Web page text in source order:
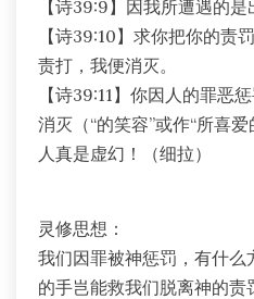
【诗39:9】因我所遭遇的是
【诗39:10】求你把你的责
责打，我便消灭。
【诗39:11】你因人的罪恶
消灭（“的笑容”或作“所喜
人真是虚幻！（细拉）
灵修思想：
我们因罪被神惩罚，有什么
的手岂能救我们脱离神的